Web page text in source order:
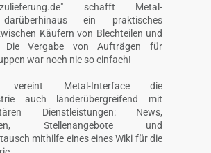
schafft Metal-
ein praktisches
Käufern von Blechteilen und
Die Vergabe von Aufträgen für
war noch nie so einfach!
vereint Metal-Interface die
auch länderübergreifend mit
Dienstleistungen: News,
Stellenangebote und
mithilfe eines eines Wiki für die